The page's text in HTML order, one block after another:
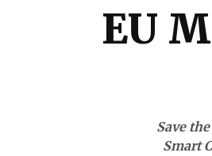
EU
Save
Smart